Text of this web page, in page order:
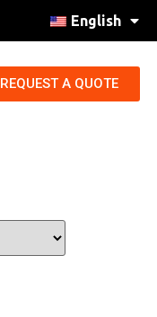
English
REQUEST A QUOTE